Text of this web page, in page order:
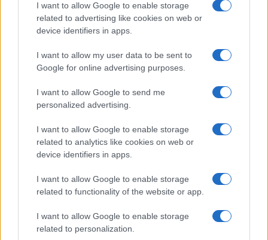
I want to allow Google to enable storage
related to advertising like cookies on web or
device identifiers in apps.
I want to allow my user data to be sent to
Google for online advertising purposes.
I want to allow Google to send me
personalized advertising.
I want to allow Google to enable storage
related to analytics like cookies on web or
device identifiers in apps.
I want to allow Google to enable storage
related to functionality of the website or app.
I want to allow Google to enable storage
related to personalization.
Az Emmi különdíját Juhász Litza kapta.A pályázó a
Vasarely Múzeumban gyerekkel, önkéntesekkel és
maximalizálásával valósít meg a nagyközönséget célzó
A Ludwig Múzeum különdíját Bubla Éva és Dékányné
Varga Krisztina vihette haza.A városi növénykultúrák
élményszerű megismerése, gondozása és létrehozása áll a
című pályamunka fókuszában. A hosszú távú
tervek között szerepel az iskolán kívüli környezet egyre
hangsúlyosabb integrálása.
A díj összege bruttó 300 ezer forint, melynek összegét az